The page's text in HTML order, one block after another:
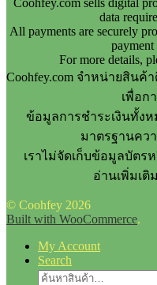
data
All payments are securely
For more details,
Coohfey.com จำหน่ายสิน
เพื่อก
ข้อมูลการชำระเงินทั้งห
มาตรฐานคว
เราไม่จัดเก็บข้อมูลบัตร
อ่านเพิ่มเติ
© Coohfey 2026
Built with WooCommerce.
My Account
Search
ค้นหา: